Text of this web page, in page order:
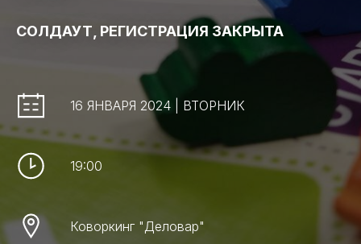
СОЛДАУТ, РЕГИСТРАЦИЯ ЗАКРЫТА
16 ЯНВАРЯ 2024 | ВТОРНИК
19:00
Коворкинг "Деловар"